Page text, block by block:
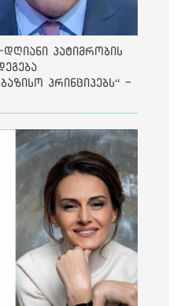
დღიანი პატიმრობის
პრინციპებს“ -